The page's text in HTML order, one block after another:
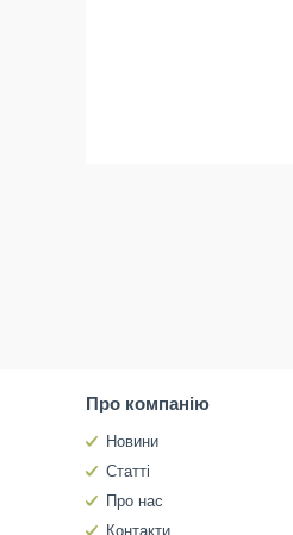
Про компанію
Новини
Статті
Про нас
Контакти